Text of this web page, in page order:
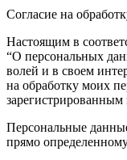
Согласие на
Настоящим в
“О персональных
волей и в своем
на обработку моих
зарегистрированным
Персональные
прямо